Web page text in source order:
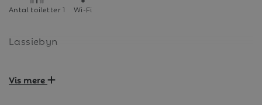
Antal toiletter 1 Wi-Fi
Lassiebyn
Boende: Lassiebyn 9C Placering: Markplan
Vis mere